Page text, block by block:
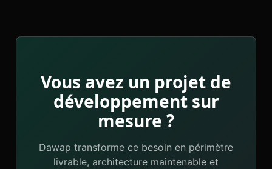
Vous avez un projet de
développement sur
mesure ?
Dawap transforme ce besoin en périmètre
livrable, architecture maintenable et